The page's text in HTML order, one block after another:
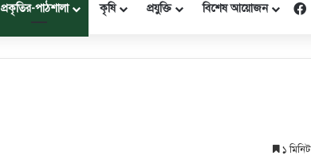
প্রকৃতির-পাঠশালা কৃষি প্রযুক্তি বিশেষ আয়োজন
১ মিনিট